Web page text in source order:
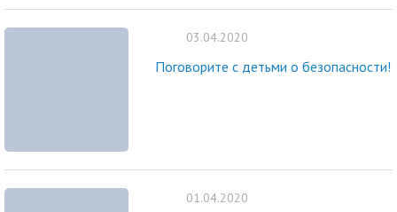
03.04.2020
Поговорите с детьми о безопасности!
01.04.2020